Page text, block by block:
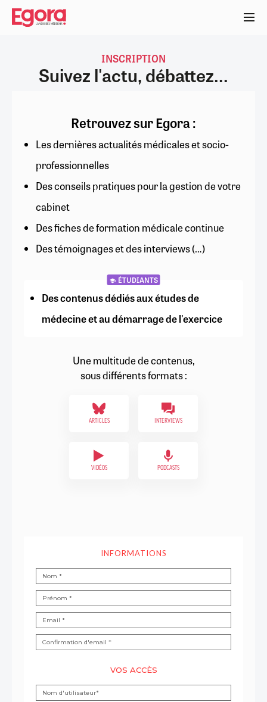
Aller
contenu
INSCRIPTION
Suivez l'actu, débattez...
Retrouvez sur Egora :
Les dernières actualités médicales et socio-
professionnelles
Des conseils pratiques pour la gestion de votre
cabinet
Des fiches de formation médicale continue
Des témoignages et des interviews (…)
ÉTUDIANTS
Des contenus dédiés aux études de
médecine et au démarrage de l'exercice
Une multitude de contenus,
sous différents formats :
ARTICLES INTERVIEWS
VIDÉOS PODCASTS